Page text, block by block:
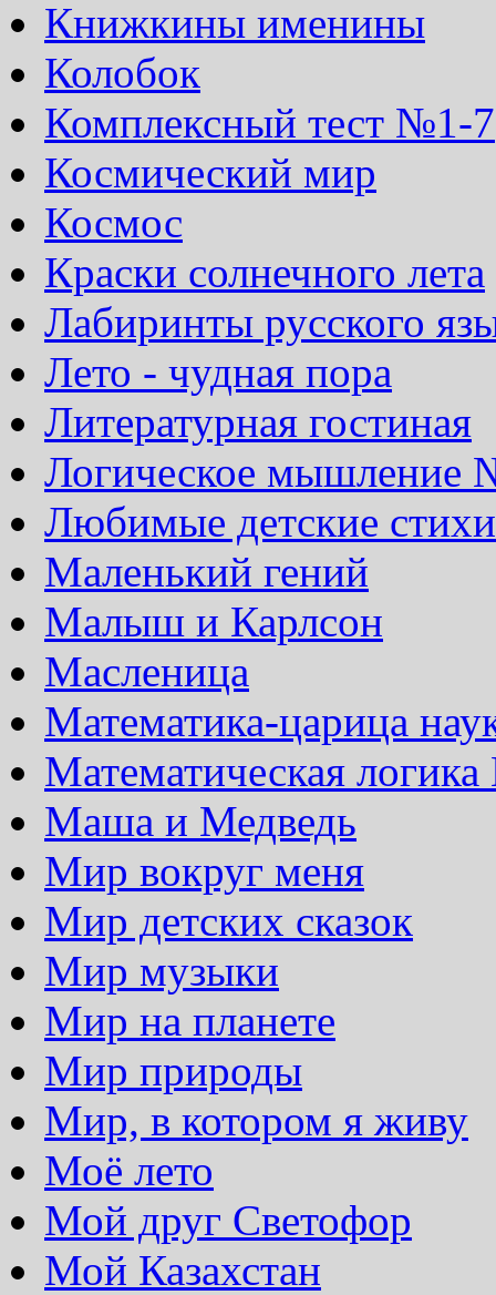
Книжкины именины
Колобок
Комплексный тест №1-7
Космический мир
Космос
Краски солнечного лета
Лабиринты русского
Лето - чудная пора
Литературная гостиная
Логическое мышление
Любимые детские стихи
Маленький гений
Малыш и Карлсон
Масленица
Математика-царица
Математическая
Маша и Медведь
Мир вокруг меня
Мир детских сказок
Мир музыки
Мир на планете
Мир природы
Мир, в котором я живу
Моё лето
Мой друг Светофор
Мой Казахстан